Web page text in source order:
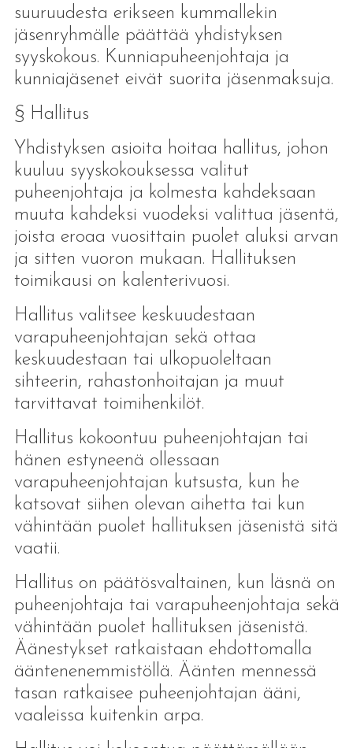
suuruudesta erikseen kummallekin
jäsenryhmälle päättää yhdistyksen
syyskokous. Kunniapuheenjohtaja ja
kunniajäsenet eivät suorita jäsenmaksuja.
§ Hallitus
Yhdistyksen asioita hoitaa hallitus, johon
kuuluu syyskokouksessa valitut
puheenjohtaja ja kolmesta kahdeksaan
muuta kahdeksi vuodeksi valittua jäsentä,
joista eroaa vuosittain puolet aluksi arvan
ja sitten vuoron mukaan. Hallituksen
toimikausi on kalenterivuosi.
Hallitus valitsee keskuudestaan
varapuheenjohtajan sekä ottaa
keskuudestaan tai ulkopuoleltaan
sihteerin, rahastonhoitajan ja muut
tarvittavat toimihenkilöt.
Hallitus kokoontuu puheenjohtajan tai
hänen estyneenä ollessaan
varapuheenjohtajan kutsusta, kun he
katsovat siihen olevan aihetta tai kun
vähintään puolet hallituksen jäsenistä sitä
vaatii.
Hallitus on päätösvaltainen, kun läsnä on
puheenjohtaja tai varapuheenjohtaja sekä
vähintään puolet hallituksen jäsenistä.
Äänestykset ratkaistaan ehdottomalla
ääntenenemmistöllä. Äänten mennessä
tasan ratkaisee puheenjohtajan ääni,
vaaleissa kuitenkin arpa.